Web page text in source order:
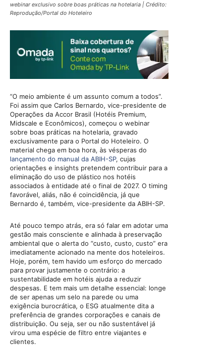
webinar exclusivo sobre boas práticas na hotelaria | Crédito:
Reprodução/Portal do Hoteleiro
“O meio ambiente é um assunto comum a todos”.
Foi assim que Carlos Bernardo, vice-presidente de
Operações da Accor Brasil (Hotéis Premium,
Midscale e Econômicos), começou o webinar
sobre boas práticas na hotelaria, gravado
exclusivamente para o Portal do Hoteleiro. O
material chega em boa hora, às vésperas do
lançamento do manual da ABIH-SP, cujas
orientações e insights pretendem contribuir para a
eliminação do uso de plástico nos hotéis
associados à entidade até o final de 2027. O timing
favorável, aliás, não é coincidência, já que
Bernardo é, também, vice-presidente da ABIH-SP.
Até pouco tempo atrás, era só falar em adotar uma
gestão mais consciente e alinhada à preservação
ambiental que o alerta do “custo, custo, custo” era
imediatamente acionado na mente dos hoteleiros.
Hoje, porém, tem havido um esforço do mercado
para provar justamente o contrário: a
sustentabilidade em hotéis ajuda a reduzir
despesas. E tem mais um detalhe essencial: longe
de ser apenas um selo na parede ou uma
exigência burocrática, o ESG atualmente dita a
preferência de grandes corporações e canais de
distribuição. Ou seja, ser ou não sustentável já
virou uma espécie de filtro entre viajantes e
clientes.